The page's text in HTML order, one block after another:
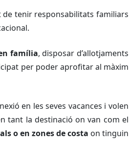
tenir responsabilitats familiars
família, disposar d’allotjaments
per poder aprofitar al màxim
en les seves vacances i volen
tant la destinació on van com el
o en zones de costa on tinguin